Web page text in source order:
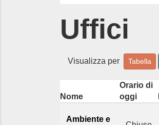
Uffici
Visualizza per Tabella
Nome
Orario di
oggi
Ambiente e